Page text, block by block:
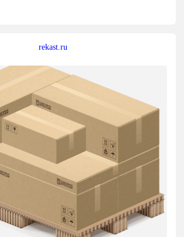
rekast.ru